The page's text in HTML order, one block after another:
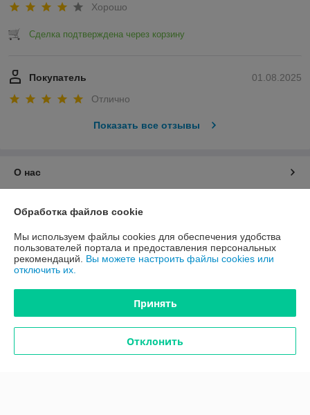
Хорошо
Сделка подтверждена через корзину
01.08.2025
Покупатель
Отлично
Показать все отзывы
О нас
Доставка и оплата
График работы
Обработка файлов cookie
Мы используем файлы cookies для обеспечения удобства
пользователей портала и предоставления персональных
рекомендаций. Вы можете настроить файлы cookies или
отключить их.
Принять
Отклонить